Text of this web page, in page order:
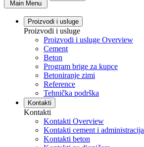
Main Menu
Proizvodi i usluge
Proizvodi i usluge
Proizvodi i usluge Overview
Cement
Beton
Program brige za kupce
Betoniranje zimi
Reference
Tehnička podrška
Kontakti
Kontakti
Kontakti Overview
Kontakti cement i administracija
Kontakti beton